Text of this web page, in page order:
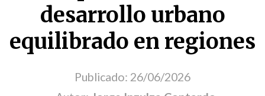
desarrollo urbano
equilibrado en regiones
Publicado: 26/06/2026